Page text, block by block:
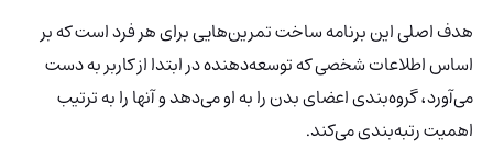
هدف اصلی این برنامه ساخت تمرین‌هایی برای هر فرد است که بر
اساس اطلاعات شخصی که توسعه‌دهنده در ابتدا از کاربر به دست
می‌آورد، گروه‌بندی اعضای بدن را به او می‌دهد و آنها را به ترتیب
اهمیت رتبه‌بندی می‌کند.